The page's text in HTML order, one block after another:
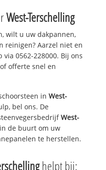
West-Terschelling
wilt u uw dakpannen,
reinigen? Aarzel niet en
0562-228000. Bij ons
offerte snel en
inWest-
bel ons. De
West-
de buurt om uw
te herstellen.
helpt bij: